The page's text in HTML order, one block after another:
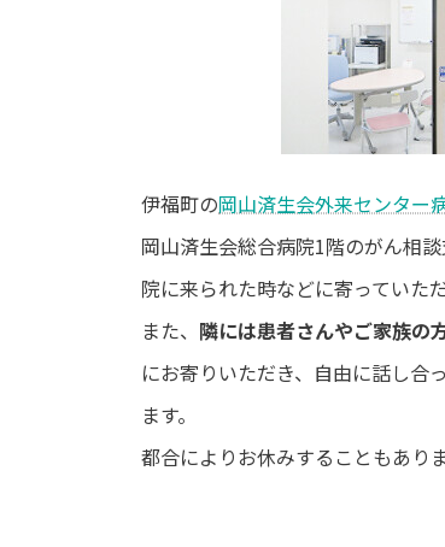
伊福町の岡山済生会外来センター
岡山済生会総合病院1階のがん相
院に来られた時などに寄っていただ
また、 隣には患者さんやご家族の
にお寄りいただき、自由に話し合
ます。
都合によりお休みすることもあり